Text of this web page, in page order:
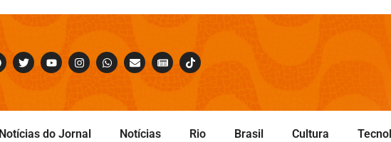
Notícias do Jornal Notícias Rio Brasil Cultura